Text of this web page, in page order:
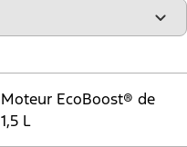
Moteur EcoBoost® de
1,5 L